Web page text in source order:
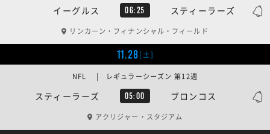
イーグルス 06:25 スティーラーズ
リンカーン・フィナンシャル・フィールド
11.28[土]
スティーラーズ 05:00 ブロンコス
NFL | レギュラーシーズン 第12週
アクリジャー・スタジアム